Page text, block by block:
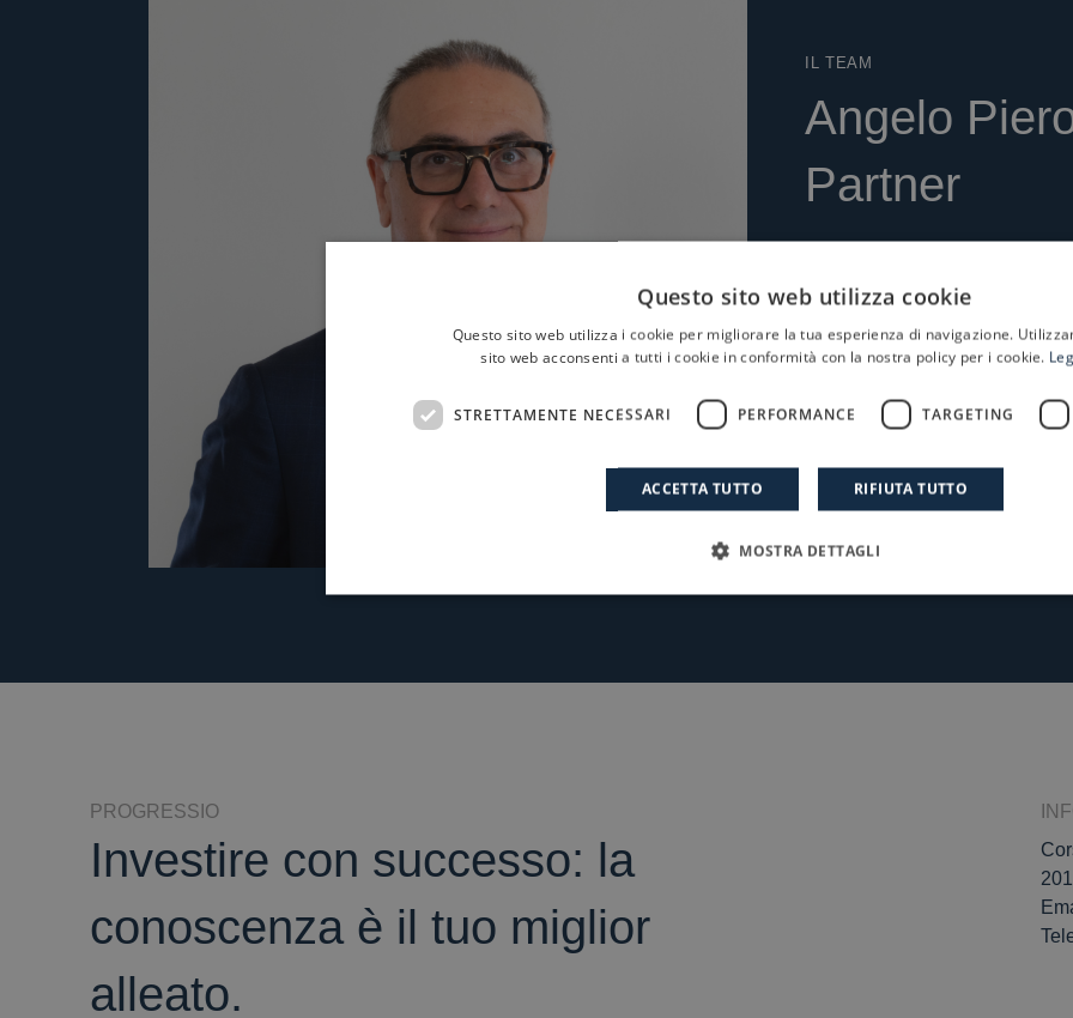
IL TEAM
Angelo
Partner
vantaoltre 20 anni di
Prima di Progressio, ha
M&A e
È laureato in Economia
PROGRESSIO
Investire con successo: la
conoscenza è il tuo miglior
alleato.
Questo sito web utilizza cookie
Questo sito web utilizza i cookie per migliorare la tua esperienza di navigazione.
sito web acconsenti a tutti i cookie in conformità con la nostra policy per i cookie.
STRETTAMENTE NECESSARI PERFORMANCE TARGETING
ACCETTA TUTTO RIFIUTA TUTTO
MOSTRA DETTAGLI